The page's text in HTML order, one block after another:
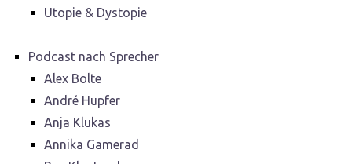
Utopie & Dystopie
Podcast nach Sprecher
Alex Bolte
André Hupfer
Anja Klukas
Annika Gamerad